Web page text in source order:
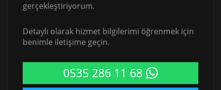
gerçekleştiriyorum.
Detaylı olarak hizmet bilgilerimi öğrenmek için
benimle iletişime geçin.
0535 286 11 68